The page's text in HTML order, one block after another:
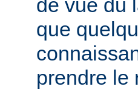
de vue du
que
prendre le